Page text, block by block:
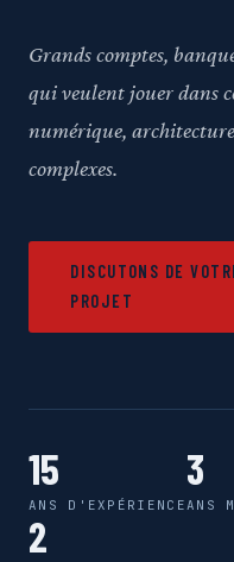
Grands comptes,
qui veulent jouer dans
numérique,
complexes.
DISCUTONS DE
PROJET
15
ANS D'EXPÉRIENCE
3
ANS
2